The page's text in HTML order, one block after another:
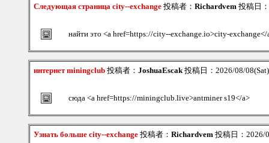
Следующая страница city--exchange 投稿者： Richardvem 投稿日
найти это <a href=https://city--exchange.io>city-exchange</
интернет miningclub 投稿者： JoshuaEscak投稿日：2026/08/
сюда <a href=https://miningclub.live>antminer s19</a>
Узнать больше city--exchange 投稿者： Richardvem 投稿日：2026/